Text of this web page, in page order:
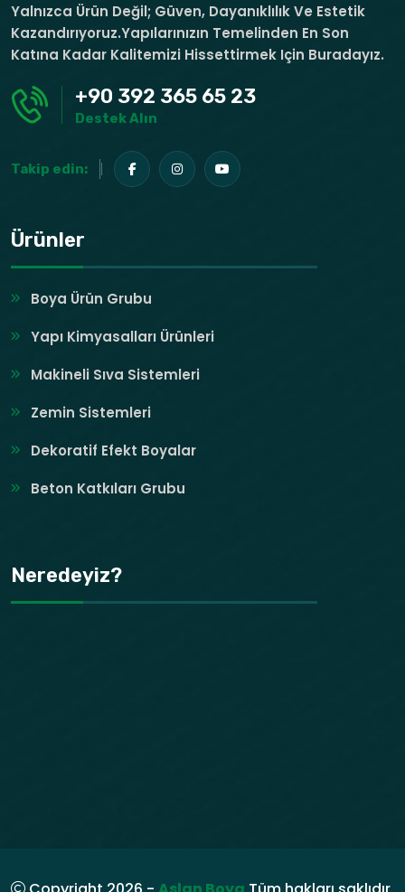
Yalnızca Ürün Değil; Güven, Dayanıklılık Ve Estetik
Kazandırıyoruz.Yapılarınızın Temelinden En Son
Katına Kadar Kalitemizi Hissettirmek Için Buradayız.
+90 392 365 65 23
Destek Alın
Takip edin:
Ürünler
Boya Ürün Grubu
Yapı Kimyasalları Ürünleri
Makineli Sıva Sistemleri
Zemin Sistemleri
Dekoratif Efekt Boyalar
Beton Katkıları Grubu
Neredeyiz?